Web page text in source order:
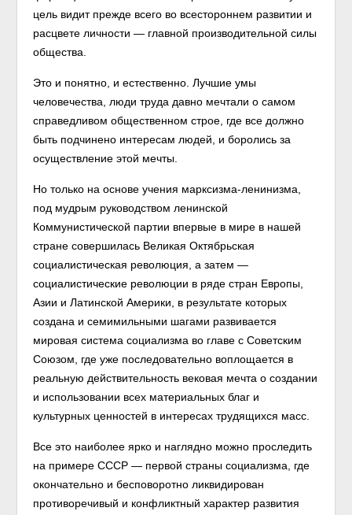
цель видит прежде всего во всестороннем развитии и
расцвете личности — главной производительной силы
общества.
Это и понятно, и естественно. Лучшие умы
человечества, люди труда давно мечтали о самом
справедливом общественном строе, где все должно
быть подчинено интересам людей, и боролись за
осуществление этой мечты.
Но только на основе учения марксизма-ленинизма,
под мудрым руководством ленинской
Коммунистической партии впервые в мире в нашей
стране совершилась Великая Октябрьская
социалистическая революция, а затем —
социалистические революции в ряде стран Европы,
Азии и Латинской Америки, в результате которых
создана и семимильными шагами развивается
мировая система социализма во главе с Советским
Союзом, где уже последовательно воплощается в
реальную действительность вековая мечта о создании
и использовании всех материальных благ и
культурных ценностей в интересах трудящихся масс.
Все это наиболее ярко и наглядно можно проследить
на примере СССР — первой страны социализма, где
окончательно и бесповоротно ликвидирован
противоречивый и конфликтный характер развития